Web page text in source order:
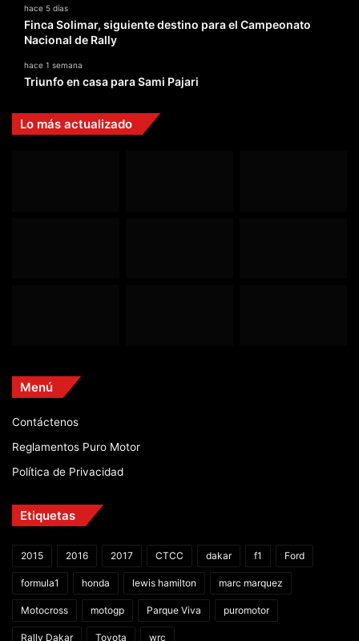
hace 5 días
Finca Solimar, siguiente destino para el Campeonato
Nacional de Rally
hace 1 semana
Triunfo en casa para Sami Pajari
Lo más actualizado
Menú
Contáctenos
Reglamentos Puro Motor
Política de Privacidad
Etiquetas
2015 2016 2017 CTCC dakar f1 Ford
formula1 honda lewis hamilton marc marquez
Motocross motogp Parque Viva puromotor
Rally Dakar Toyota wrc